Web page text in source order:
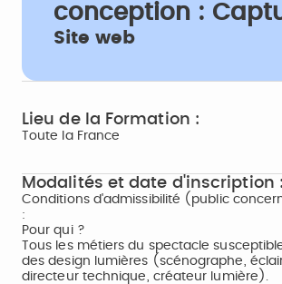
conception :
Site web
Lieu de la Formation :
Toute la France
Modalités et date d'inscription :
Conditions d'admissibilité (public
:
Pour qui ?
Tous les métiers du spectacle
des design lumières (scénographe,
directeur technique, créateur lumière).